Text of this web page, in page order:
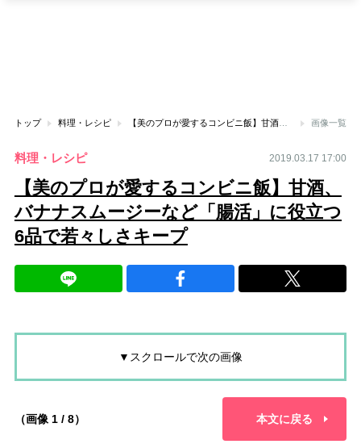
トップ 料理・レシピ 【美のプロが愛するコンビニ飯】甘酒、バナナスムージーなど「腸活」に役立つ6品で若々しさキープ 画像一覧
料理・レシピ 2019.03.17 17:00
【美のプロが愛するコンビニ飯】甘酒、
バナナスムージーなど「腸活」に役立つ
6品で若々しさキープ
▼スクロールで次の画像
（画像 1 / 8） 本文に戻る